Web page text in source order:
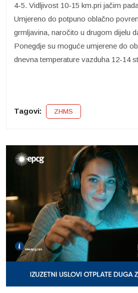
4-5. Vidljivost 10-15 km.pri jačim
Umjereno do potpuno oblačno
grmljavina, naročito u drugom dijelu
Ponegdje su moguće umjerene do
dnevna temperature vazduha 12-14
Tagovi: ZHMS